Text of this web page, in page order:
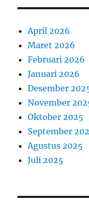
April 2026
Maret 2026
Februari 2026
Januari 2026
Desember
November
Oktober 2025
September
Agustus 2025
Juli 2025